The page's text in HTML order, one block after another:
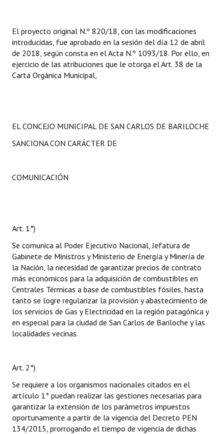
El proyecto original N.º 820/18, con las modificaciones
introducidas, fue aprobado en la sesión del día 12 de abril
de 2018, según consta en el Acta N.º 1093/18. Por ello, en
ejercicio de las atribuciones que le otorga el Art. 38 de la
Carta Orgánica Municipal,
EL CONCEJO MUNICIPAL DE SAN CARLOS DE BARILOCHE
SANCIONA CON CARÁCTER DE
COMUNICACIÓN
Art. 1°)
Se comunica al Poder Ejecutivo Nacional, Jefatura de
Gabinete de Ministros y Ministerio de Energía y Minería de
la Nación, la necesidad de garantizar precios de contrato
más económicos para la adquisición de combustibles en
Centrales Térmicas a base de combustibles fósiles, hasta
tanto se logre regularizar la provisión y abastecimiento de
los servicios de Gas y Electricidad en la región patagónica y
en especial para la ciudad de San Carlos de Bariloche y las
localidades vecinas.
Art. 2°)
Se requiere a los organismos nacionales citados en el
artículo 1° puedan realizar las gestiones necesarias para
garantizar la extensión de los parámetros impuestos
oportunamente a partir de la vigencia del Decreto PEN
134/2015, prorrogando el tiempo de vigencia de dichas